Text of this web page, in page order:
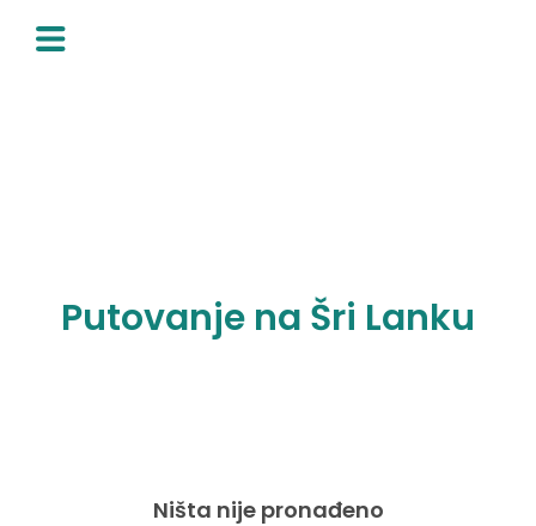
content
Putovanje na Šri Lanku
Ništa nije pronađeno